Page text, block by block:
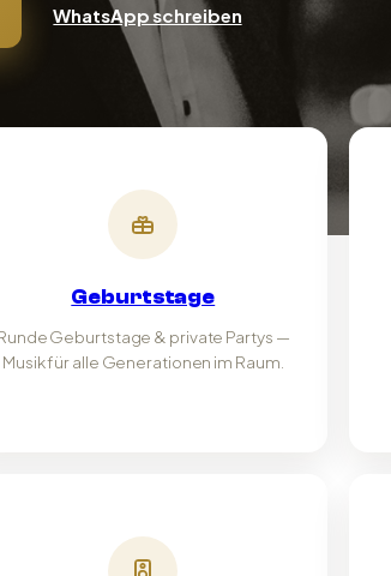
WhatsApp schreiben
Geburtstage
Geburtstage & private Partys —
Musik für alle Generationen im Raum.